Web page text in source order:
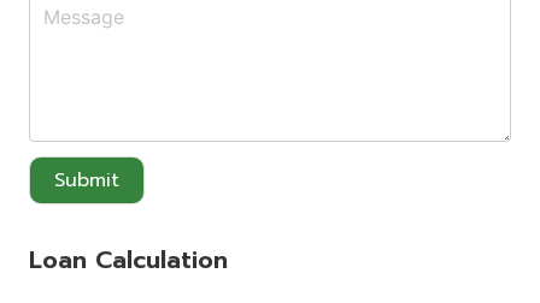
Submit
Loan Calculation